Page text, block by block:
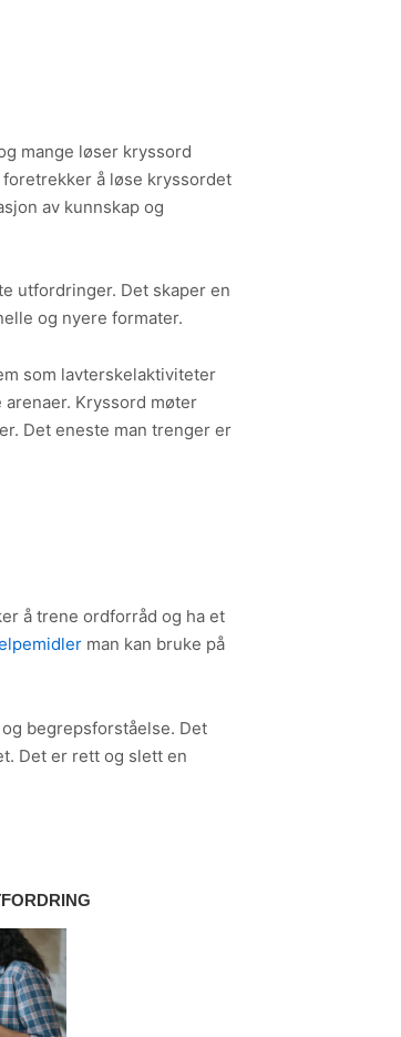
mange løser kryssord
å løse kryssordet
av kunnskap og
utfordringer. Det skaper en
og nyere formater.
som lavterskelaktiviteter
Kryssord møter
Det eneste man trenger er
å trene ordforråd og ha et
man kan bruke på
begrepsforståelse. Det
Det er rett og slett en